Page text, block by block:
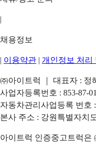
|
채용정보
| 이용약관 | 개인정보 처리
㈜아이트럭 ｜ 대표자 : 정
사업자등록번호 : 853-87-
자동차관리사업등록 번호
본사 주소 : 강원특별자치
아이트럭 인증중고트럭은